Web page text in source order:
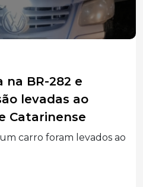
na BR-282 e
levadas ao
Catarinense
carro foram levados ao